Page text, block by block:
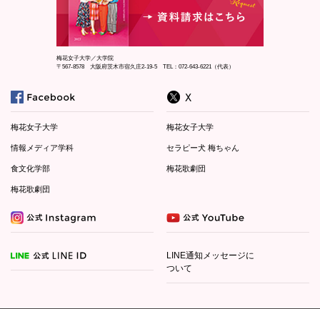
梅花女子大学／大学院
〒567-8578 大阪府茨木市宿久庄2-19-5 TEL：072-643-6221（代表）
梅花女子大学
情報メディア学科
食文化学部
梅花歌劇団
梅花女子大学
セラピー犬 梅ちゃん
梅花歌劇団
LINE通知メッセージに
ついて